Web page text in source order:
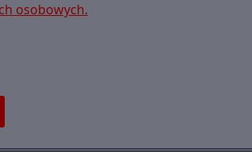
osobowych.